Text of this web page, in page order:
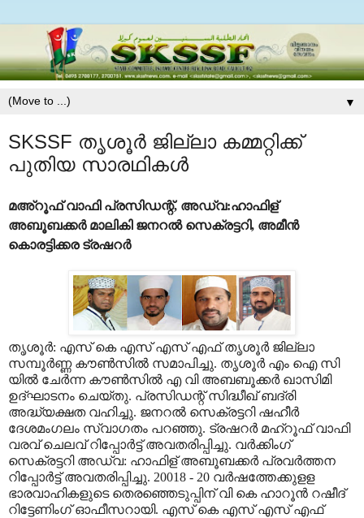
▼
SKSSF തൃശൂര്‍ ജില്ലാ കമ്മറ്റിക്ക്
പുതിയ സാരഥികള്‍
മഅ്‌റൂഫ് വാഫി പ്രസിഡന്റ്, അഡ്വ:ഹാഫിള്
അബൂബക്കര്‍ മാലികി ജനറല്‍ സെക്രട്ടറി, അമീന്‍
കൊരട്ടിക്കര ട്രഷറര്‍
തൃശൂര്‍: എസ് കെ എസ് എസ് എഫ് തൃശൂര്‍ ജില്ലാ
സമ്പൂര്‍ണ്ണ കൗണ്‍സില്‍ സമാപിച്ചു. തൃശൂര്‍ എം ഐ സി
യില്‍ ചേര്‍ന്ന കൗണ്‍സില്‍ എ വി അബബൂക്കര്‍ ഖാസിമി
ഉദ്ഘാടനം ചെയ്തു. പ്രസിഡന്റ് സിദ്ധീഖ് ബദ്‌രി
അദ്ധ്യക്ഷത വഹിച്ചു. ജനറല്‍ സെക്രട്ടറി ഷഹീര്‍
ദേശമംഗലം സ്വാഗതം പറഞ്ഞു. ട്രഷറര്‍ മഹ്‌റൂഫ് വാഫി
വരവ് ചെലവ് റിപ്പോര്‍ട്ട് അവതരിപ്പിച്ചു. വര്‍ക്കിംഗ്
സെക്രട്ടറി അഡ്വ: ഹാഫിള് അബൂബക്കര്‍ പ്രവര്‍ത്തന
റിപ്പോര്‍ട്ട് അവതരിപ്പിച്ചു. 20018 - 20 വര്‍ഷത്തേക്കുളള
ഭാരവാഹികളുടെ തെരഞ്ഞെടുപ്പിന് വി കെ ഹാറൂന്‍ റഷീദ്
റിട്ടേണിംഗ് ഓഫീസറായി. എസ് കെ എസ് എസ് എഫ്